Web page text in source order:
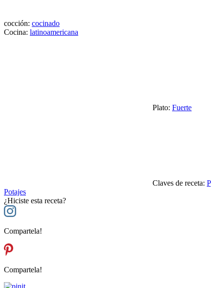
cocción: cocinado
Cocina: latinoamericana
Plato: Fuerte
Claves de receta: P
Potajes
¿Hiciste esta receta?
Compartela!
Compartela!